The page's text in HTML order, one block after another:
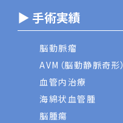
▶ 手術実績
脳動脈瘤
AVM（脳動静脈奇形）
血管内治療
海綿状血管腫
脳腫瘍